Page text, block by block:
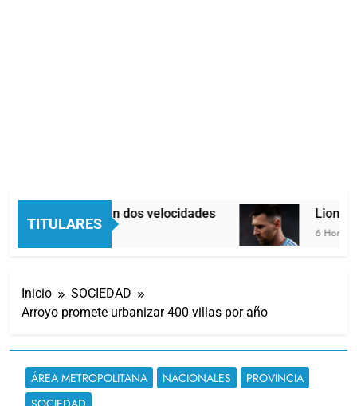
TITULARES
Economía en dos velocidades
5 Horas Atrás
Lionel
6 Horas
Inicio
SOCIEDAD
Arroyo promete urbanizar 400 villas por año
ÁREA METROPOLITANA NACIONALES
PROVINCIA